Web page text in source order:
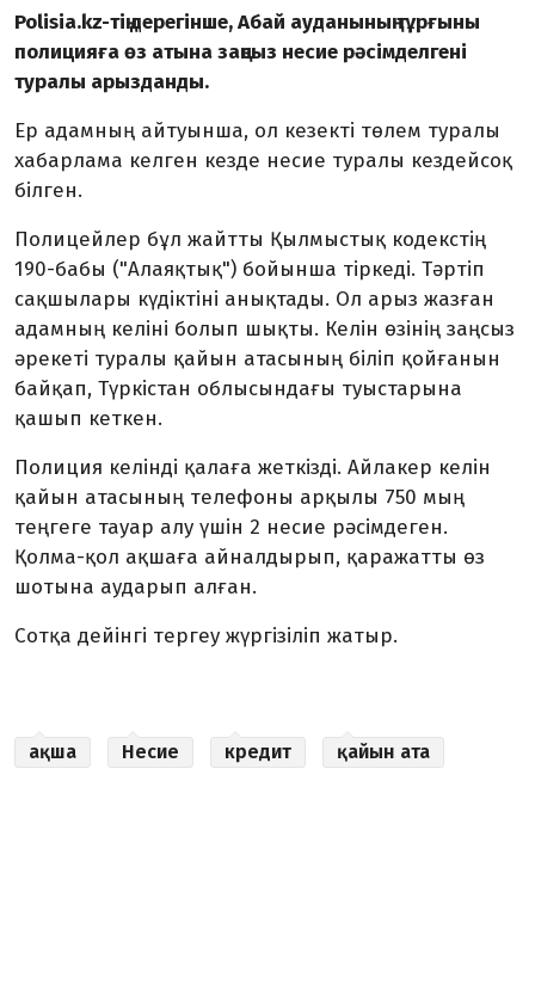
Polisia.kz-тің дерегінше, Абай ауданының тұрғыны
полицияға өз атына заңсыз несие рәсімделгені
туралы арызданды.
Ер адамның айтуынша, ол кезекті төлем туралы
хабарлама келген кезде несие туралы кездейсоқ
білген.
Полицейлер бұл жайтты Қылмыстық кодекстің
190-бабы ("Алаяқтық") бойынша тіркеді. Тәртіп
сақшылары күдіктіні анықтады. Ол арыз жазған
адамның келіні болып шықты. Келін өзінің заңсыз
әрекеті туралы қайын атасының біліп қойғанын
байқап, Түркістан облысындағы туыстарына
қашып кеткен.
Полиция келінді қалаға жеткізді. Айлакер келін
қайын атасының телефоны арқылы 750 мың
теңгеге тауар алу үшін 2 несие рәсімдеген.
Қолма-қол ақшаға айналдырып, қаражатты өз
шотына аударып алған.
Сотқа дейінгі тергеу жүргізіліп жатыр.
ақша Несие кредит қайын ата